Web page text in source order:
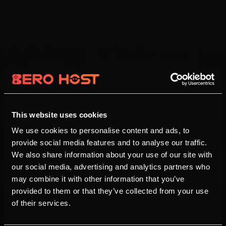
This website uses cookies
We use cookies to personalise content and ads, to
provide social media features and to analyse our traffic.
We also share information about your use of our site with
our social media, advertising and analytics partners who
may combine it with other information that you’ve
provided to them or that they’ve collected from your use
of their services.